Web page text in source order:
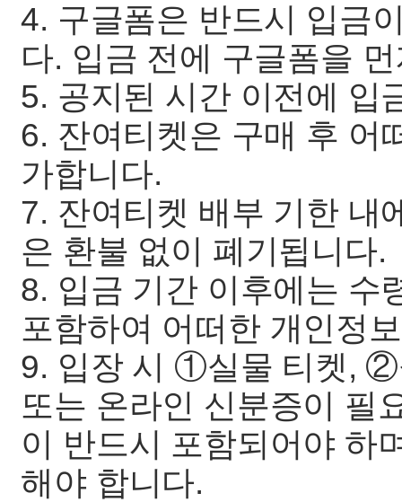
4. 구글폼은 반드시 입금
다. 입금 전에 구글폼을
5. 공지된 시간 이전에 입
6. 잔여티켓은 구매 후 어
가합니다.
7. 잔여티켓 배부 기한 내
은 환불 없이 폐기됩니다.
8. 입금 기간 이후에는 수
포함하여 어떠한 개인정
9. 입장 시 ①실물 티켓,
또는 온라인 신분증이 필
이 반드시 포함되어야 하
해야 합니다.